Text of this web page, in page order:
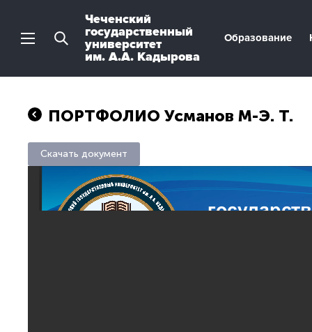
Чеченский
государственный
университет
им. А.А. Кадырова
Образование
ПОРТФОЛИО Усманов М-Э. Т.
Скачать документ